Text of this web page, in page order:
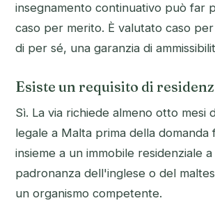
insegnamento continuativo può far
caso per merito. È valutato caso
di per sé, una garanzia di
Esiste un requisito di
Sì. La via richiede almeno otto mesi
legale a Malta prima della domanda
insieme a un immobile residenziale
padronanza dell'inglese o del
un organismo competente.